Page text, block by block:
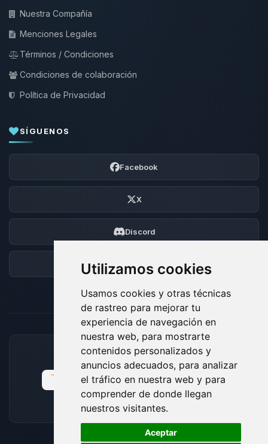
Utilizamos cookies
Usamos cookies y otras técnicas
de rastreo para mejorar tu
experiencia de navegación en
nuestra web, para mostrarte
contenidos personalizados y
anuncios adecuados, para analizar
el tráfico en nuestra web y para
comprender de donde llegan
nuestros visitantes.
Aceptar
Nuestra Compañía
Menciones Legales
Términos / Condiciones
Condiciones de colaboración
Política de Privacidad
SÍGUENOS
Facebook
X
Discord
Foro
MÉTODOS DE PAGO ACEPTADOS
🍪